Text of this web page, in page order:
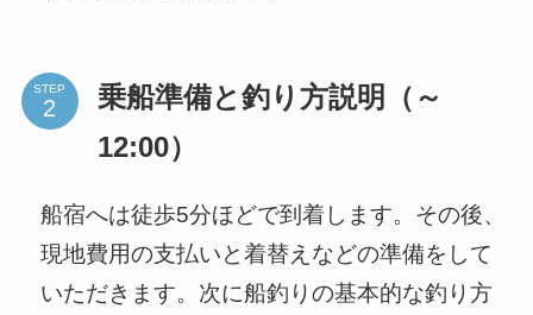
STEP
乗船準備と釣り方説明（～
12:00）
船宿へは徒歩5分ほどで到着します。その後、
現地費用の支払いと着替えなどの準備をして
いただきます。次に船釣りの基本的な釣り方